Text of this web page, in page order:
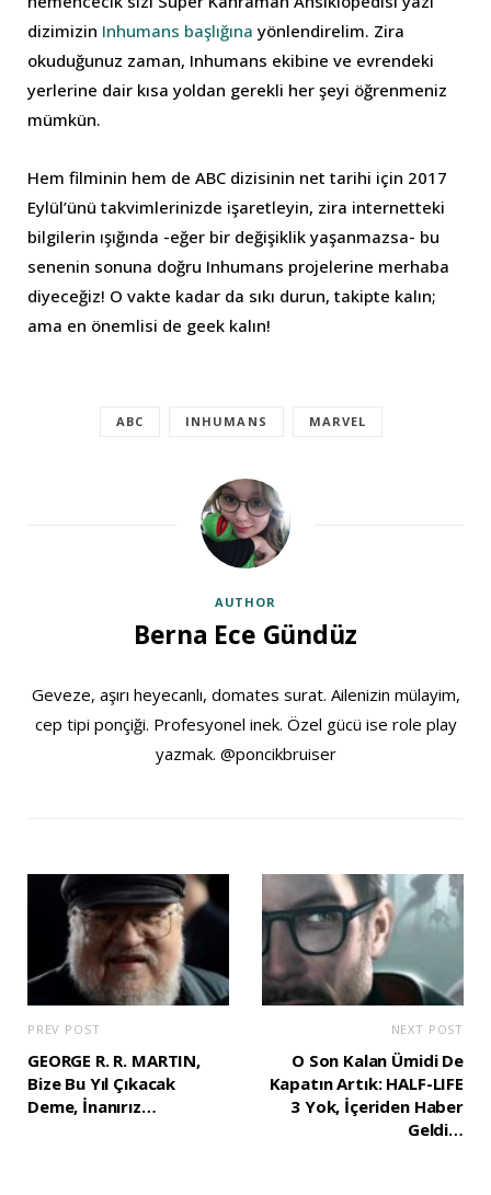
dizimizin Inhumans başlığına yönlendirelim. Zira
okuduğunuz zaman, Inhumans ekibine ve evrendeki
yerlerine dair kısa yoldan gerekli her şeyi öğrenmeniz
mümkün.
Hem filminin hem de ABC dizisinin net tarihi için 2017
Eylül’ünü takvimlerinizde işaretleyin, zira internetteki
bilgilerin ışığında -eğer bir değişiklik yaşanmazsa- bu
senenin sonuna doğru Inhumans projelerine merhaba
diyeceğiz! O vakte kadar da sıkı durun, takipte kalın;
ama en önemlisi de geek kalın!
ABC INHUMANS MARVEL
AUTHOR
Berna Ece Gündüz
Geveze, aşırı heyecanlı, domates surat. Ailenizin mülayim,
cep tipi ponçiği. Profesyonel inek. Özel gücü ise role play
yazmak. @poncikbruiser
PREV POST
GEORGE R. R. MARTIN,
Bize Bu Yıl Çıkacak
Deme, İnanırız…
NEXT POST
O Son Kalan Ümidi De
Kapatın Artık: HALF-LIFE
3 Yok, İçeriden Haber
Geldi…